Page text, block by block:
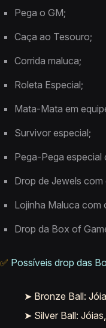
Pega o GM;
Caça ao Tesouro;
Corrida maluca;
Roleta Especial;
Mata-Mata em
Survivor especial;
Pega-Pega
Drop de Jewels com
Lojinha Maluca com
Drop da Box of
✅ Possíveis drop das
➤ Bronze Ball:
➤ Silver Ball: